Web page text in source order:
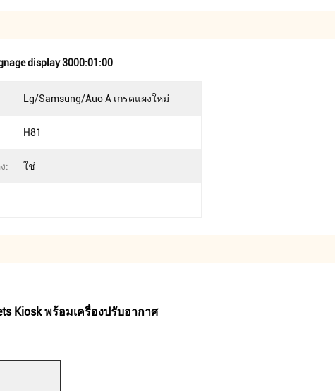
display 3000:01:00
Lg/Samsung/Auo A เกรดแผงใหม่
H81
: ใช่
Kiosk พร้อมเครื่องปรับอากาศ